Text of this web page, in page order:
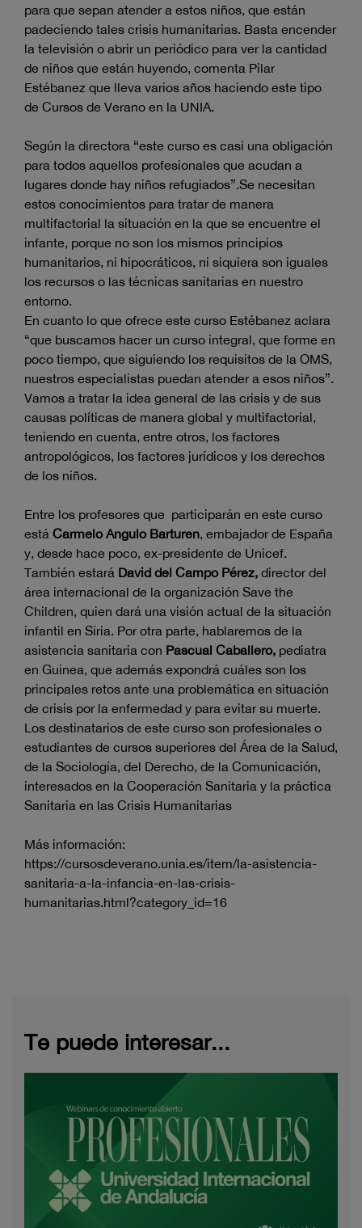
para que sepan atender a estos niños, que están
padeciendo tales crisis humanitarias. Basta encender
la televisión o abrir un periódico para ver la cantidad
de niños que están huyendo, comenta Pilar
Estébanez que lleva varios años haciendo este tipo
de Cursos de Verano en la UNIA.
Según la directora “este curso es casi una obligación
para todos aquellos profesionales que acudan a
lugares donde hay niños refugiados”.Se necesitan
estos conocimientos para tratar de manera
multifactorial la situación en la que se encuentre el
infante, porque no son los mismos principios
humanitarios, ni hipocráticos, ni siquiera son iguales
los recursos o las técnicas sanitarias en nuestro
entorno.
En cuanto lo que ofrece este curso Estébanez aclara
“que buscamos hacer un curso integral, que forme en
poco tiempo, que siguiendo los requisitos de la OMS,
nuestros especialistas puedan atender a esos niños”.
Vamos a tratar la idea general de las crisis y de sus
causas políticas de manera global y multifactorial,
teniendo en cuenta, entre otros, los factores
antropológicos, los factores jurídicos y los derechos
de los niños.
Entre los profesores que participarán en este curso
está Carmelo Angulo Barturen, embajador de España
y, desde hace poco, ex-presidente de Unicef.
También estará David del Campo Pérez, director del
área internacional de la organización Save the
Children, quien dará una visión actual de la situación
infantil en Siria. Por otra parte, hablaremos de la
asistencia sanitaria con Pascual Caballero, pediatra
en Guinea, que además expondrá cuáles son los
principales retos ante una problemática en situación
de crisis por la enfermedad y para evitar su muerte.
Los destinatarios de este curso son profesionales o
estudiantes de cursos superiores del Área de la Salud,
de la Sociología, del Derecho, de la Comunicación,
interesados en la Cooperación Sanitaria y la práctica
Sanitaria en las Crisis Humanitarias
Más información:
https://cursosdeverano.unia.es/item/la-asistencia-
sanitaria-a-la-infancia-en-las-crisis-
humanitarias.html?category_id=16
Te puede interesar...